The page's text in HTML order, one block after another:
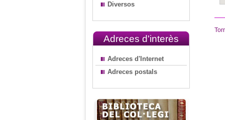
Diversos
Adreces d'interès
Adreces d'Internet
Adreces postals